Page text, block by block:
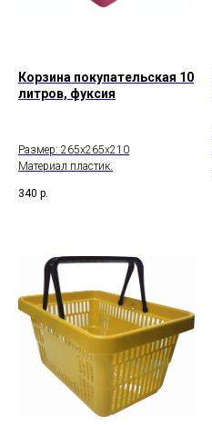
Корзина покупательская 10
литров, фуксия
Размер: 265х265х210
Материал пластик.
340 р.